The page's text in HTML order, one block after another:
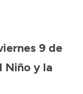
9 de
Niño y la